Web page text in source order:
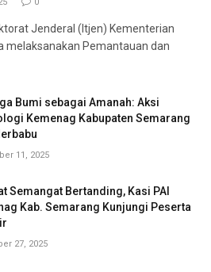
Jenderal (Itjen) Kementerian
melaksanakan Pemantauan dan
Bumi sebagai Amanah: Aksi
Kemenag Kabupaten Semarang
11, 2025
Semangat Bertanding, Kasi PAI
Kab. Semarang Kunjungi Peserta
27, 2025